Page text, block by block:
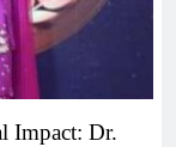
Impact: Dr.